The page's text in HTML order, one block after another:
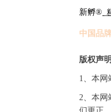
新孵®
中国品
版权声
1、本网
2、本网